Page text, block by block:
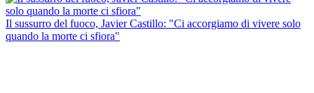
Il sussurro del fuoco, Javier Castillo: "Ci accorgiamo di vivere solo
quando la morte ci sfiora"